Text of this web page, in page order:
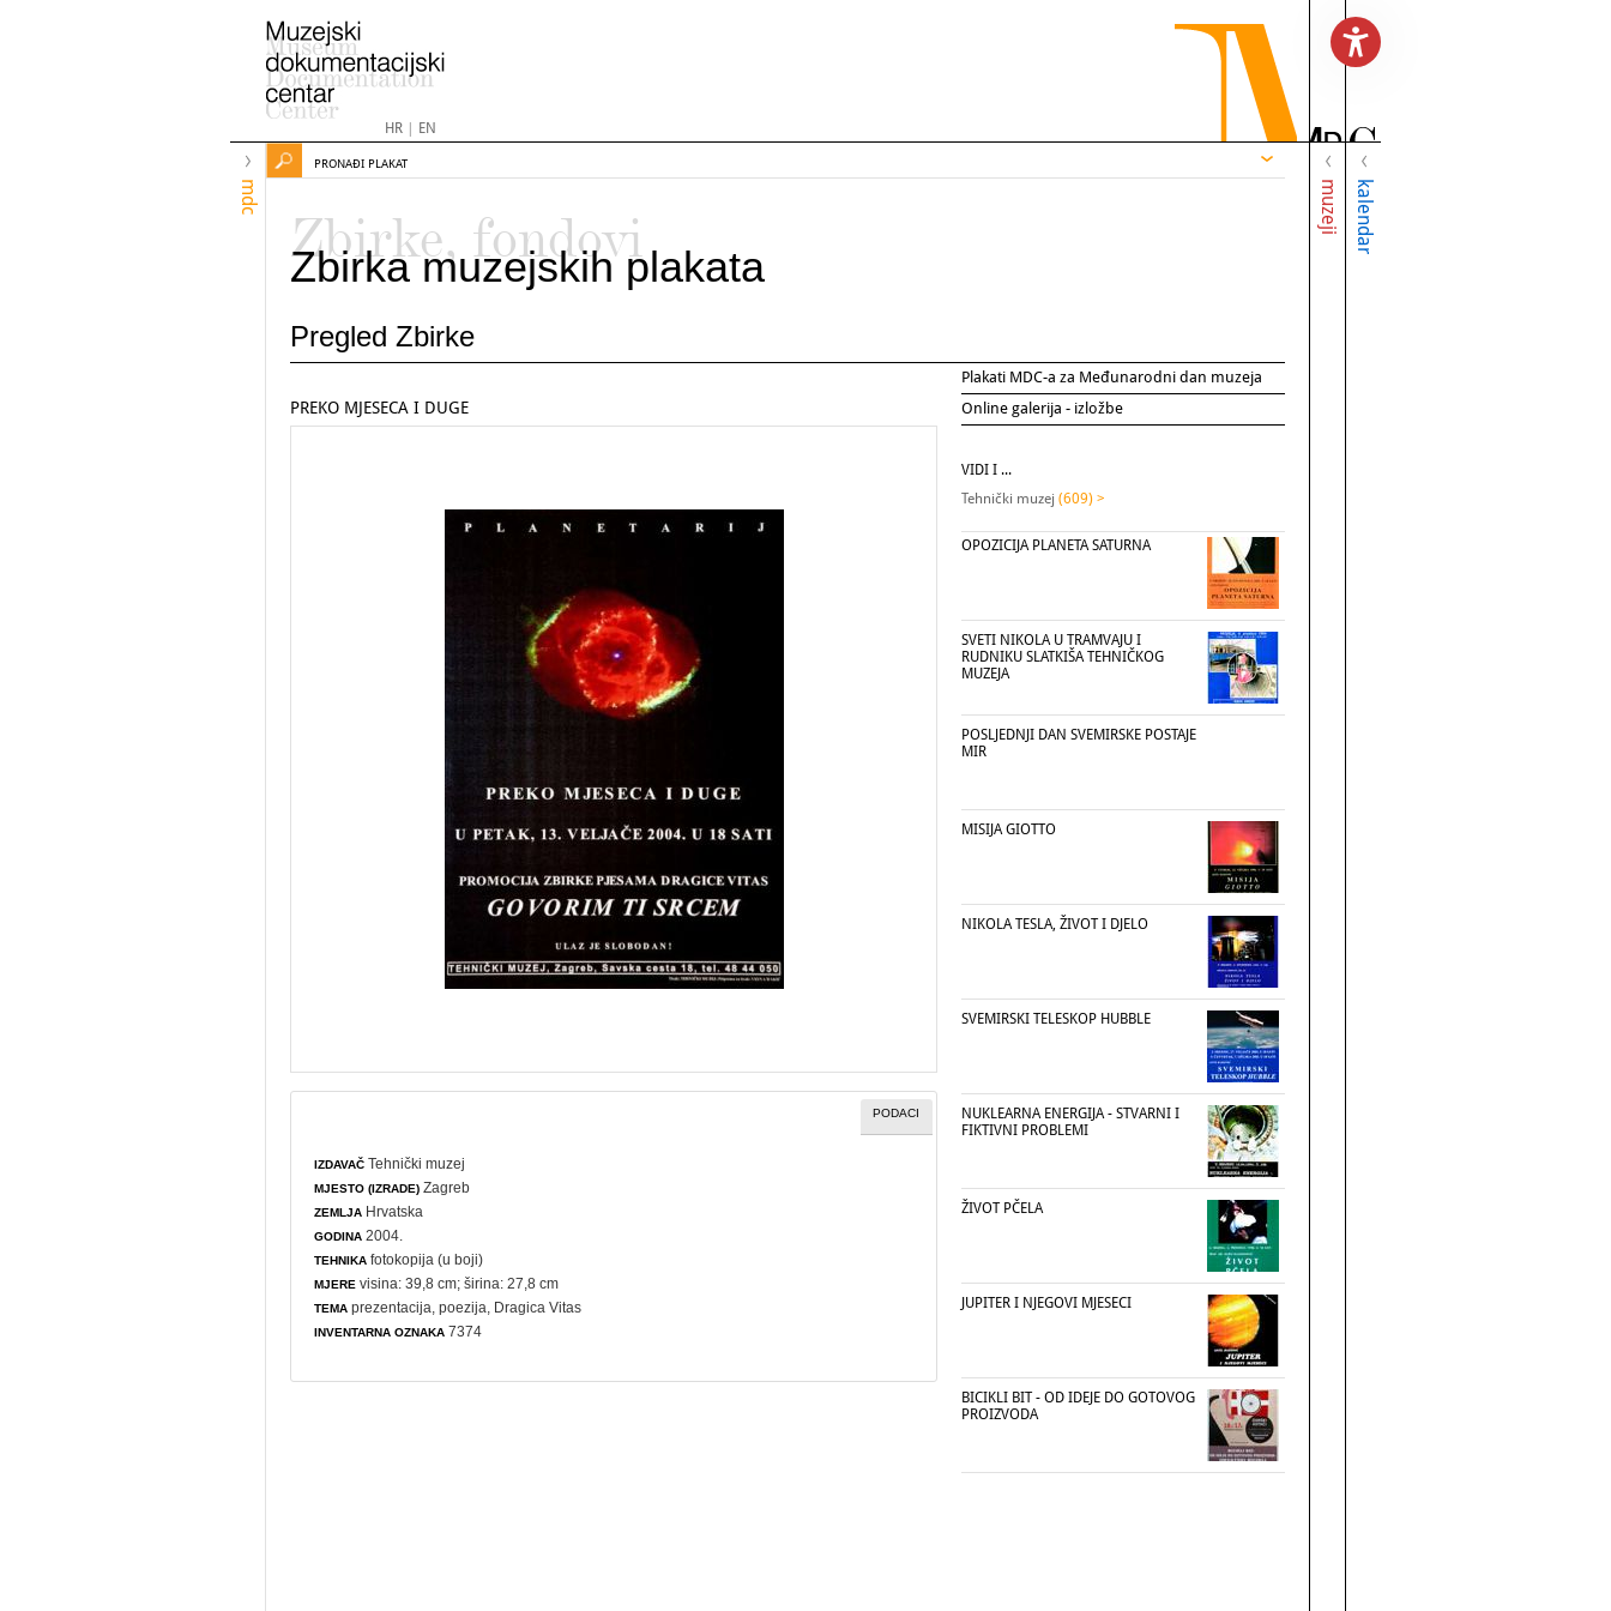
HR| EN
mdc muzeji kalendar
PRONAĐI PLAKAT
Zbirke, fondovi
Zbirka muzejskih plakata
Pregled Zbirke
Plakati MDC-a za Međunarodni dan muzeja
Online galerija - izložbe
PREKO MJESECA I DUGE
PODACI
IZDAVAČ Tehnički muzej
MJESTO (IZRADE) Zagreb
ZEMLJA Hrvatska
GODINA 2004.
TEHNIKA fotokopija (u boji)
MJERE visina: 39,8 cm; širina: 27,8 cm
TEMA prezentacija ,poezija , Dragica Vitas
INVENTARNA OZNAKA 7374
VIDI I ...
Tehnički muzej (609) >
OPOZICIJA PLANETA SATURNA
SVETI NIKOLA U TRAMVAJU I
RUDNIKU SLATKIŠA TEHNIČKOG
MUZEJA
POSLJEDNJI DAN SVEMIRSKE POSTAJE
MIR
MISIJA GIOTTO
NIKOLA TESLA, ŽIVOT I DJELO
SVEMIRSKI TELESKOP HUBBLE
NUKLEARNA ENERGIJA - STVARNI I
FIKTIVNI PROBLEMI
ŽIVOT PČELA
JUPITER I NJEGOVI MJESECI
BICIKLI BIT - OD IDEJE DO GOTOVOG
PROIZVODA